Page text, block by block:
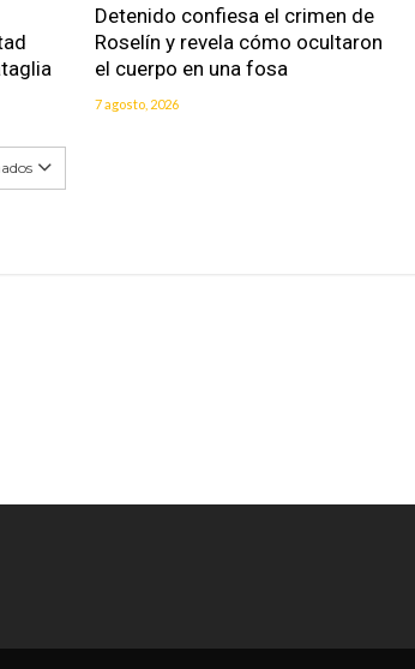
Detenido confiesa el crimen de
Roselín y revela cómo ocultaron
el cuerpo en una fosa
7 agosto, 2026